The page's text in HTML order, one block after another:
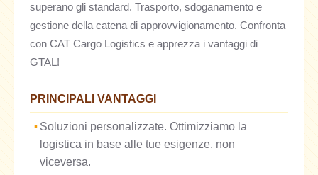
superano gli standard. Trasporto, sdoganamento e
gestione della catena di approvvigionamento. Confronta
con CAT Cargo Logistics e apprezza i vantaggi di
GTAL!
PRINCIPALI VANTAGGI
Soluzioni personalizzate. Ottimizziamo la
logistica in base alle tue esigenze, non
viceversa.